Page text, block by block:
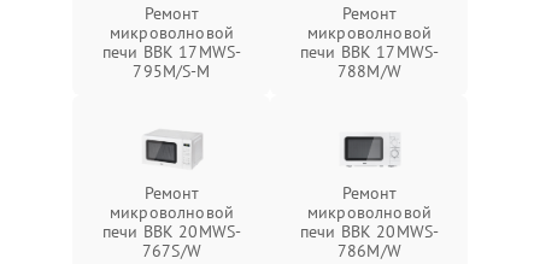
Ремонт
микроволновой
печи BBK 17MWS-
795M/S-M
Ремонт
микроволновой
печи BBK 17MWS-
788M/W
Ремонт
микроволновой
печи BBK 20MWS-
767S/W
Ремонт
микроволновой
печи BBK 20MWS-
786M/W